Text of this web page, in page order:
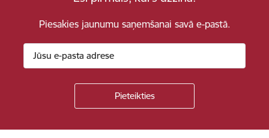
Piesakies jaunumu saņemšanai savā e-pastā.